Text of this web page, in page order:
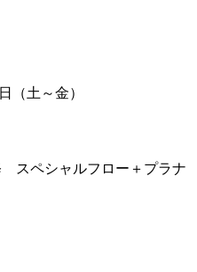
（土～金）
スペシャルフロー＋プラナ